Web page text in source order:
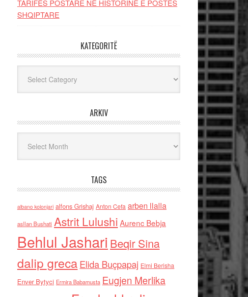
TARIFËS POSTARE NË HISTORINË E POSTËS
SHQIPTARE
KATEGORITË
ARKIV
TAGS
albano kolonjari alfons Grishaj Anton Cefa arben llalla
asllan Bushati Astrit Lulushi Aurenc Bebja
Behlul Jashari Beqir Sina
dalip grecaElida Buçpapaj Elmi Berisha
Enver Bytyci Ermira Babamusta Eugjen Merlika